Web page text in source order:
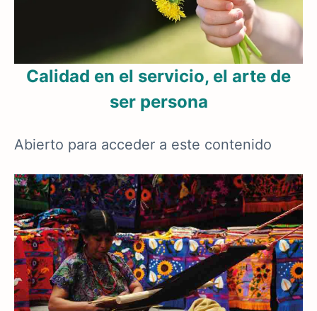
Calidad en el servicio, el arte de
ser persona
Abierto para acceder a este contenido